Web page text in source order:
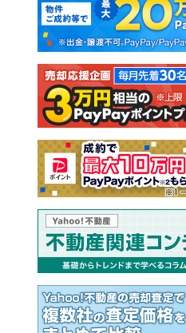
新築一戸建て
注文住宅
売却査定